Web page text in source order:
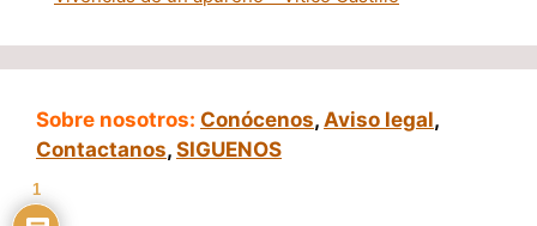
Sobre nosotros: Conócenos, Aviso legal,
Contactanos, SIGUENOS
1